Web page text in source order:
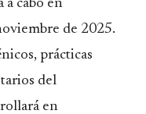
a cabo en
de 2025.
prácticas
del
en